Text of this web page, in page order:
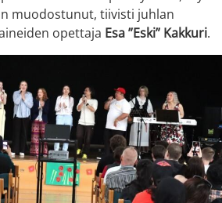
muodostunut, tiivisti juhlan
opettaja Esa ”Eski” Kakkuri.